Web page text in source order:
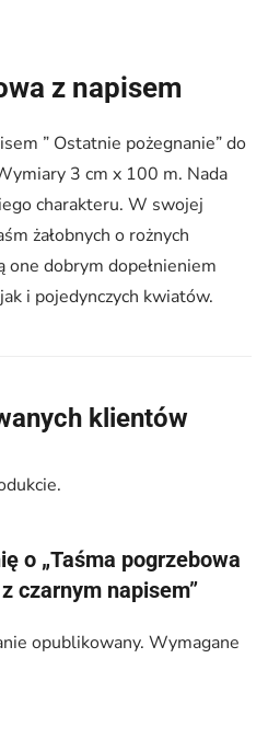
z napisem
” Ostatnie pożegnanie” do
3 cm x 100 m. Nada
charakteru. W swojej
żałobnych o rożnych
one dobrym dopełnieniem
i pojedynczych kwiatów.
klientów
o „Taśma pogrzebowa
czarnym napisem”
opublikowany. Wymagane